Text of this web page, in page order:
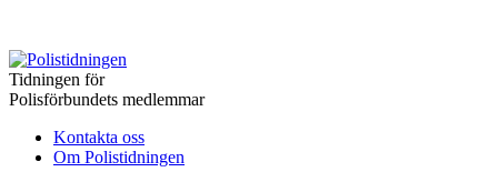
Tidningen för
Polisförbundets medlemmar
Kontakta oss
Om Polistidningen